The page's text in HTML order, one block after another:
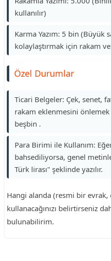
kullanılır)
Karma Yazım: 5 bin (Büyük
kolaylaştırmak için rakam
Özel Durumlar
Ticari Belgeler: Çek, senet,
rakam eklenmesini önlemek
beşbin .
Para Birimi ile Kullanım:
bahsediliyorsa, genel
Türk lirası" şeklinde yazılır.
Hangi alanda (resmi bir
kullanacağınızı belirtirseniz
bulunabilirim.